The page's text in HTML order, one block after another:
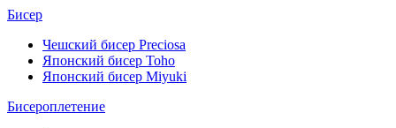
Бисер
Чешский бисер Preciosa
Японский бисер Toho
Японский бисер Miyuki
Бисероплетение